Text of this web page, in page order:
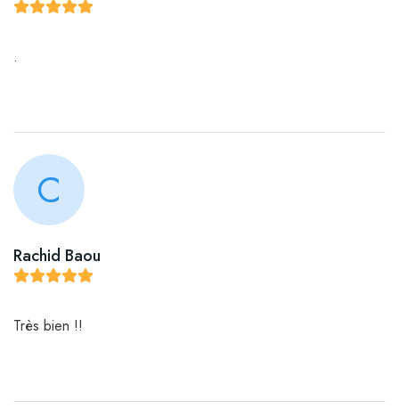
.
C
Rachid Baou
Très bien !!